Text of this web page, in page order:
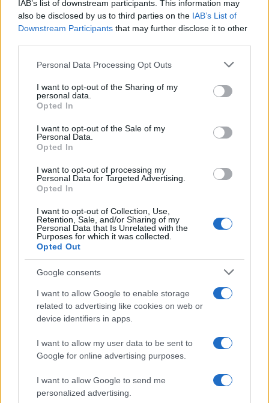
IAB’s list of downstream participants. This information may
also be disclosed by us to third parties on the IAB’s List of
Downstream Participants that may further disclose it to other
Please note that this website/app uses one or more Google
not limited to your visit or usage behaviour. You may click to
grant or deny consent to Google and its third-party tags to
use your data for below specified purposes in below Google
consent section.
Personal Data Processing Opt Outs
I want to opt-out of the Sharing of my
personal data.
Opted In
I want to opt-out of the Sale of my
Personal Data.
Opted In
I want to opt-out of processing my
Personal Data for Targeted Advertising.
Opted In
I want to opt-out of Collection, Use,
Retention, Sale, and/or Sharing of my
Personal Data that Is Unrelated with the
Purposes for which it was collected.
Opted Out
Google consents
I want to allow Google to enable storage
related to advertising like cookies on web or
device identifiers in apps.
I want to allow my user data to be sent to
Google for online advertising purposes.
I want to allow Google to send me
personalized advertising.
Agricultura